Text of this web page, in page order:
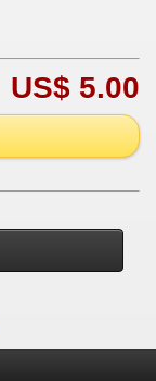
US$ 5.00